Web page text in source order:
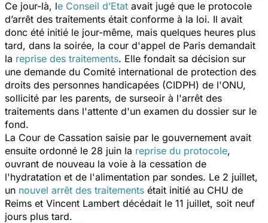
Ce jour-là, le Conseil d’Etat avait jugé que le protocole
d’arrêt des traitements était conforme à la loi. Il avait
donc été initié le jour-même, mais quelques heures plus
tard, dans la soirée, la cour d'appel de Paris demandait
la reprise des traitements. Elle fondait sa décision sur
une demande du Comité international de protection des
droits des personnes handicapées (CIDPH) de l'ONU,
sollicité par les parents, de surseoir à l'arrêt des
traitements dans l'attente d'un examen du dossier sur le
fond.
La Cour de Cassation saisie par le gouvernement avait
ensuite ordonné le 28 juin la reprise du protocole,
ouvrant de nouveau la voie à la cessation de
l'hydratation et de l'alimentation par sondes. Le 2 juillet,
un nouvel arrêt des traitements était initié au CHU de
Reims et Vincent Lambert décédait le 11 juillet, soit neuf
jours plus tard.